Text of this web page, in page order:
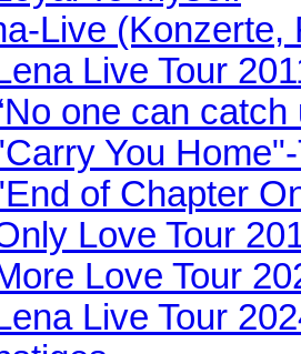
Live (Konzerte,
Live Tour
one can catch
You
of Chapter
Love Tour
Love Tour
Live Tour